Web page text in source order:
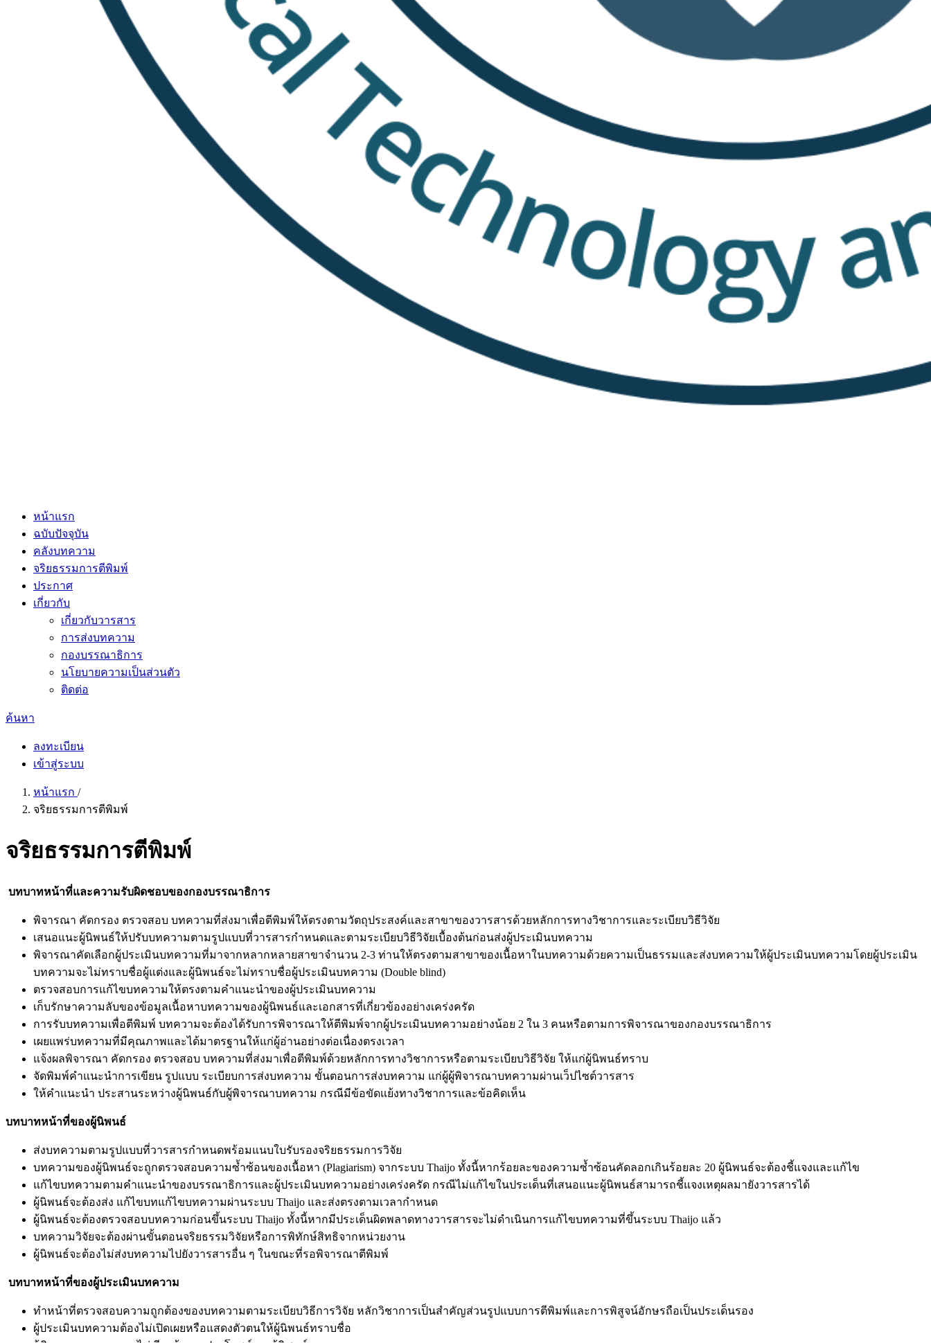
หน้าแรก
ฉบับปัจจุบัน
คลังบทความ
จริยธรรมการตีพิมพ์
ประกาศ
เกี่ยวกับ
เกี่ยวกับวารสาร
การส่งบทความ
กองบรรณาธิการ
นโยบายความเป็นส่วนตัว
ติดต่อ
ค้นหา
ลงทะเบียน
เข้าสู่ระบบ
หน้าแรก /
จริยธรรมการตีพิมพ์
จริยธรรมการตีพิมพ์
บทบาทหน้าที่และความรับผิดชอบของกองบรรณาธิการ
พิจารณา คัดกรอง ตรวจสอบ บทความที่ส่งมาเพื่อตีพิมพ์ให้ตรงตามวัตถุประสงค์และสาขาของวารสารด้วยหลักการทางวิชาการและระเบียบวิธีวิจัย
เสนอแนะผู้นิพนธ์ให้ปรับบทความตามรูปแบบที่วารสารกำหนดและตามระเบียบวิธีวิจัยเบื้องต้นก่อนส่งผู้ประเมินบทความ
พิจารณาคัดเลือกผู้ประเมินบทความที่มาจากหลากหลายสาขาจำนวน 2-3 ท่านให้ตรงตามสาขาของเนื้อหาในบทความด้วยความเป็นธรรมและส่งบทความให้ผู้ประเมินบทความโดยผู้ประเมิน
บทความจะไม่ทราบชื่อผู้แต่งและผู้นิพนธ์จะไม่ทราบชื่อผู้ประเมินบทความ (Double blind)
ตรวจสอบการแก้ไขบทความให้ตรงตามคำแนะนำของผู้ประเมินบทความ
เก็บรักษาความลับของข้อมูลเนื้อหาบทความของผู้นิพนธ์และเอกสารที่เกี่ยวข้องอย่างเคร่งครัด
การรับบทความเพื่อตีพิมพ์ บทความจะต้องได้รับการพิจารณาให้ตีพิมพ์จากผู้ประเมินบทความอย่างน้อย 2 ใน 3 คนหรือตามการพิจารณาของกองบรรณาธิการ
เผยแพร่บทความที่มีคุณภาพและได้มาตรฐานให้แก่ผู้อ่านอย่างต่อเนื่องตรงเวลา
แจ้งผลพิจารณา คัดกรอง ตรวจสอบ บทความที่ส่งมาเพื่อตีพิมพ์ด้วยหลักการทางวิชาการหรือตามระเบียบวิธีวิจัย ให้แก่ผู้นิพนธ์ทราบ
จัดพิมพ์คำแนะนำการเขียน รูปแบบ ระเบียบการส่งบทความ ขั้นตอนการส่งบทความ แก่ผู้ผู้พิจารณาบทความผ่านเว็ปไซต์วารสาร
ให้คำแนะนำ ประสานระหว่างผู้นิพนธ์กับผู้พิจารณาบทความ กรณีมีข้อขัดแย้งทางวิชาการและข้อคิดเห็น
บทบาทหน้าที่ของผู้นิพนธ์
ส่งบทความตามรูปแบบที่วารสารกำหนดพร้อมแนบใบรับรองจริยธรรมการวิจัย
บทความของผู้นิพนธ์จะถูกตรวจสอบความซ้ำซ้อนของเนื้อหา (Plagiarism) จากระบบ Thaijo ทั้งนี้หากร้อยละของความซ้ำซ้อนคัดลอกเกินร้อยละ 20 ผู้นิพนธ์จะต้องชี้แจงและแก้ไข
แก้ไขบทความตามคำแนะนำของบรรณาธิการและผู้ประเมินบทความอย่างเคร่งครัด กรณีไม่แก้ไขในประเด็นที่เสนอแนะผู้นิพนธ์สามารถชี้แจงเหตุผลมายังวารสารได้
ผู้นิพนธ์จะต้องส่ง แก้ไขบทแก้ไขบทความผ่านระบบ Thaijo และส่งตรงตามเวลากำหนด
ผู้นิพนธ์จะต้องตรวจสอบบทความก่อนขึ้นระบบ Thaijo ทั้งนี้หากมีประเด็นผิดพลาดทางวารสารจะไม่ดำเนินการแก้ไขบทความที่ขึ้นระบบ Thaijo แล้ว
บทความวิจัยจะต้องผ่านขั้นตอนจริยธรรมวิจัยหรือการพิทักษ์สิทธิจากหน่วยงาน
ผู้นิพนธ์จะต้องไม่ส่งบทความไปยังวารสารอื่น ๆ ในขณะที่รอพิจารณาตีพิมพ์
บทบาทหน้าที่ของผู้ประเมินบทความ
ทำหน้าที่ตรวจสอบความถูกต้องของบทความตามระเบียบวิธีการวิจัย หลักวิชาการเป็นสำคัญส่วนรูปแบบการตีพิมพ์และการพิสูจน์อักษรถือเป็นประเด็นรอง
ผู้ประเมินบทความต้องไม่เปิดเผยหรือแสดงตัวตนให้ผู้นิพนธ์ทราบชื่อ